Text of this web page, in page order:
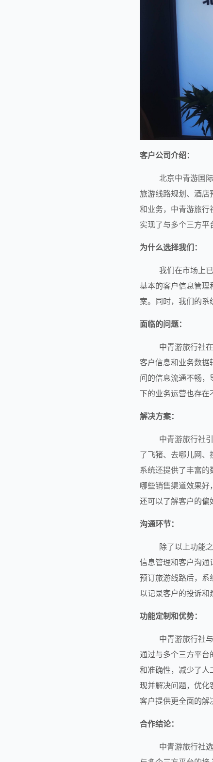
客户公司介绍：
旅游线路规划、酒店
和业务，中青游旅行
实现了与多个三方平
为什么选择我们：
基本的客户信息管理
案。同时，我们的系
面临的问题：
客户信息和业务数
间的信息流通不畅
下的业务运营也存在
解决方案：
了飞猪、去哪儿网、
系统还提供了丰富
哪些销售渠道效果
还可以了解客户的偏
沟通环节：
信息管理和客户沟通
预订旅游线路后，系
以记录客户的投诉和
功能定制和优势：
通过与多个三方平台
和准确性，减少了人
现并解决问题，优化
客户提供更全面的解
合作结论：